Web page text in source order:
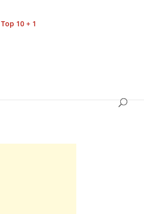
Top 10 + 1